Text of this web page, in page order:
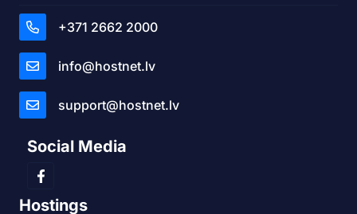
+371 2662 2000
info@hostnet.lv
support@hostnet.lv
Social Media
Hostings